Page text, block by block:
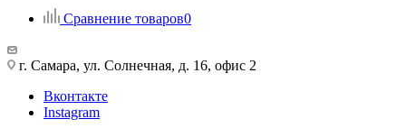
Сравнение товаров0
г. Самара, ул. Солнечная, д. 16, офис 2
Вконтакте
Instagram